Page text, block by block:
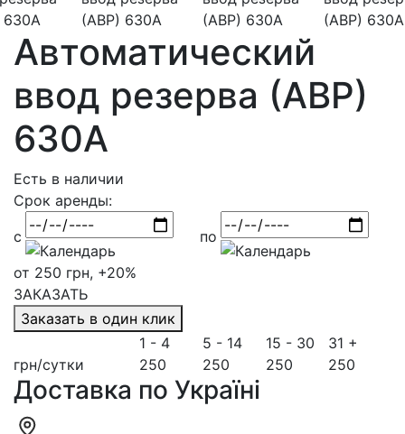
Автоматический
ввод резерва (АВР)
630А
Есть в наличии
Срок аренды:
с
по
от 250 грн, +20%
ЗАКАЗАТЬ
Заказать в один клик
1 - 4
5 - 14 15 - 30
31 +
грн/сутки
250 250 250 250
Доставка по Україні